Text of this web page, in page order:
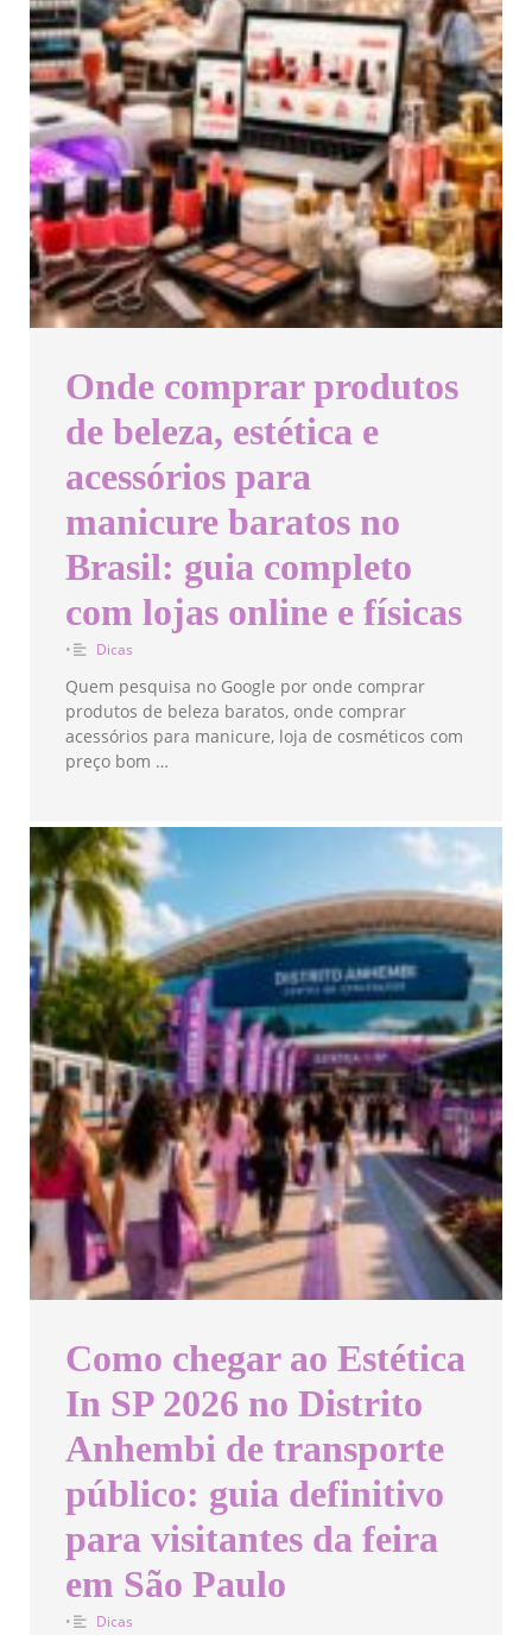
Onde comprar produtos
de beleza, estética e
acessórios para
manicure baratos no
Brasil: guia completo
com lojas online e físicas
• Dicas
Quem pesquisa no Google por onde comprar
produtos de beleza baratos, onde comprar
acessórios para manicure, loja de cosméticos com
preço bom …
Como chegar ao Estética
In SP 2026 no Distrito
Anhembi de transporte
público: guia definitivo
para visitantes da feira
em São Paulo
• Dicas